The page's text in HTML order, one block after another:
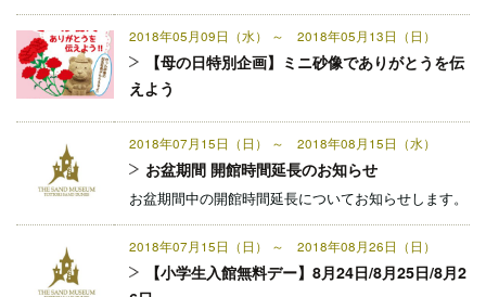
2018年05月09日（水） ～ 2018年05月13日（日）
【母の日特別企画】ミニ砂像でありがとうを伝
えよう
2018年07月15日（日） ～ 2018年08月15日（水）
お盆期間 開館時間延長のお知らせ
お盆期間中の開館時間延長についてお知らせします。
2018年07月15日（日） ～ 2018年08月26日（日）
【小学生入館無料デー】8月24日/8月25日/8月2